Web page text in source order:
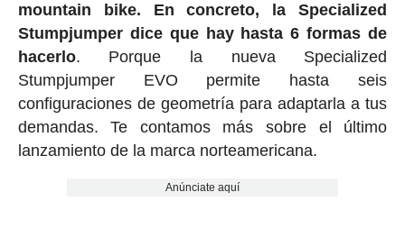
mountain bike. En concreto, la Specialized
Stumpjumper dice que hay hasta 6 formas de
hacerlo. Porque la nueva Specialized
Stumpjumper EVO permite hasta seis
configuraciones de geometría para adaptarla a tus
demandas. Te contamos más sobre el último
lanzamiento de la marca norteamericana.
Anúnciate aquí